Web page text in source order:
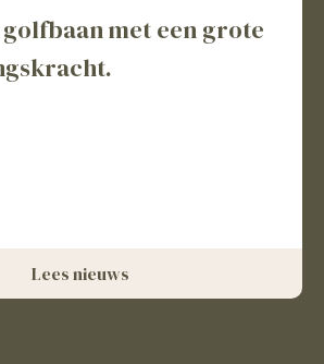
met een grote
Lees nieuws